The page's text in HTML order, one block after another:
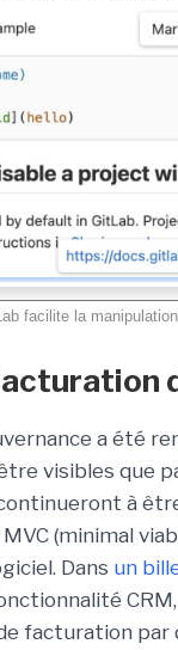
facilite la
a été
visibles que
à
(minimal
Dans un
facturation par